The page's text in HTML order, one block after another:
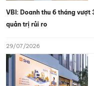
VBI: Doanh thu 6 tháng
quản trị rủi ro
29/07/2026